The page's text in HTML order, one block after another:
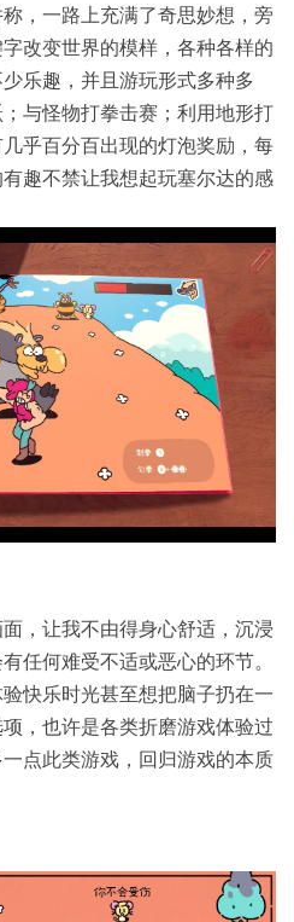
，一路上充满了奇思妙想，旁
改变世界的模样，各种各样的
乐趣，并且游玩形式多种多
与怪物打拳击赛；利用地形打
乎百分百出现的灯泡奖励，每
趣不禁让我想起玩塞尔达的感
，让我不由得身心舒适，沉浸
任何难受不适或恶心的环节。
快乐时光甚至想把脑子扔在一
，也许是各类折磨游戏体验过
点此类游戏，回归游戏的本质